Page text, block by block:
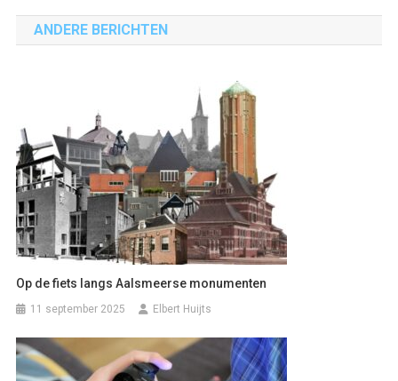
navigatie
ANDERE BERICHTEN
Op de fiets langs Aalsmeerse monumenten
11 september 2025 Elbert Huijts